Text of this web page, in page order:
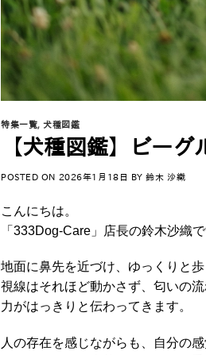
特集一覧 ,犬種図鑑
【犬種図鑑】ビー
POSTED ON 2026年1月18日 BY鈴木 沙織
こんにちは。
「333Dog-Care」店長の鈴木沙織で
地面に鼻先を近づけ、ゆっくりと
視線はそれほど動かさず、匂いの
力がはっきりと伝わってきます。
人の存在を感じながらも、自分の